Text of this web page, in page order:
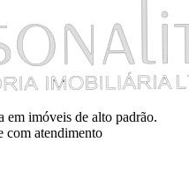
em imóveis de alto padrão.
com atendimento